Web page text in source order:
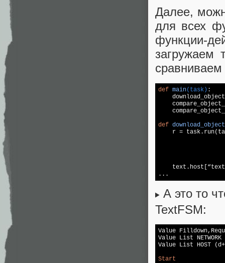
Далее,
для всех
функции-
загружаем
сравниваем
def main(task) :
def
r =
...
А это то
TextFSM:
Value
Value List
Value List HOST
Start